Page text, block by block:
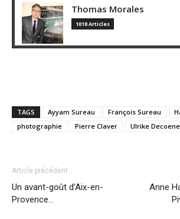
Thomas Morales
1018 Articles
TAGS Ayyam Sureau François Sureau
photographie
Pierre Claver Ulrike Decoene
Article précédent
Un avant-goût d’Aix-en-
Provence…
Anne